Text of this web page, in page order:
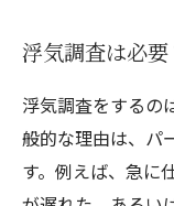
浮気調査は必要
浮気調査をするの
般的な理由は、パ
す。例えば、急に